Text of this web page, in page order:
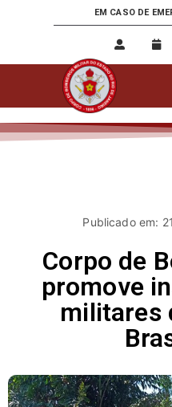
EM CASO DE
Publicado em:
Corpo de
promove
militares